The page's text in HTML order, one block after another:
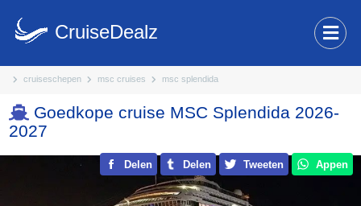
cruiseschepen msc cruises msc splendida
CruiseDealz
Goedkope cruise MSC Splendida 2026-
2027
Delen Delen Tweeten Appen